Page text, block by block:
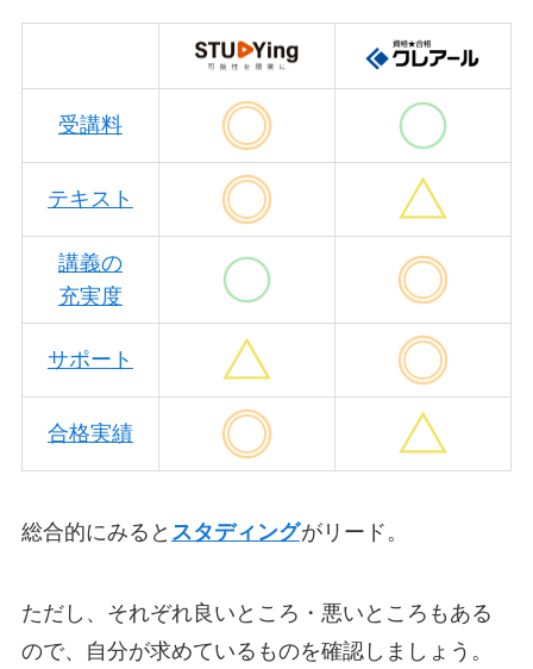
受講料
テキスト
講義の
充実度
サポート
合格実績
総合的にみると スタディングがリード。
ただし、それぞれ良いところ・悪いところもある
ので、自分が求めているものを確認しましょう。